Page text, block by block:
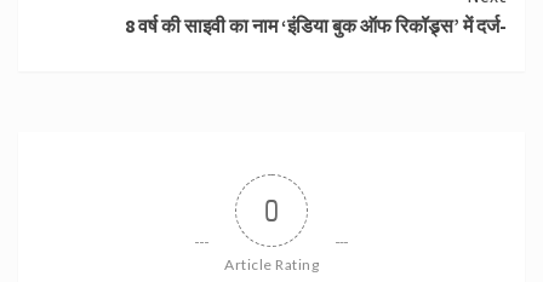
8 वर्ष की साइवी का नाम ‘इंडिया बुक ऑफ रिकॉड्र्स’ में दर्ज-
0
Article Rating